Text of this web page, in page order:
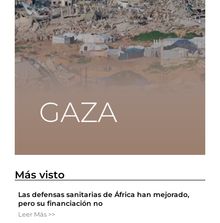
Más visto
Las defensas sanitarias de África han mejorado,
pero su financiación no
Leer Más >>